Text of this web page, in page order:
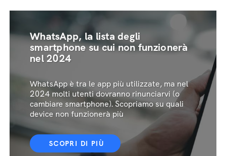
WhatsApp, la lista degli
smartphone su cui non funzionerà
nel 2024
WhatsApp è tra le app più utilizzate, ma nel
2024 molti utenti dovranno rinunciarvi (o
cambiare smartphone). Scopriamo su quali
device non funzionerà più
SCOPRI DI PIÙ